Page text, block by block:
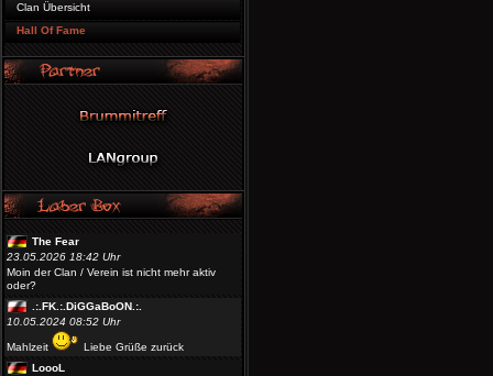
Clan Übersicht
Hall Of Fame
The Fear
23.05.2026 18:42 Uhr
Moin der Clan / Verein ist nicht mehr aktiv
oder?
.:.FK.:.DiGGaBoON.:.
10.05.2024 08:52 Uhr
Mahlzeit
Liebe Grüße zurück
LoooL